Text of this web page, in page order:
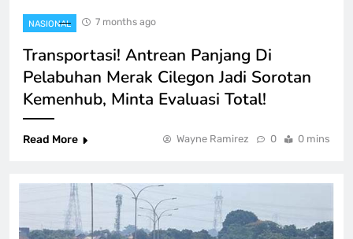
NASIONAL 7 months ago
Transportasi! Antrean Panjang Di
Pelabuhan Merak Cilegon Jadi Sorotan
Kemenhub, Minta Evaluasi Total!
Read More Wayne Ramirez 0 0 mins